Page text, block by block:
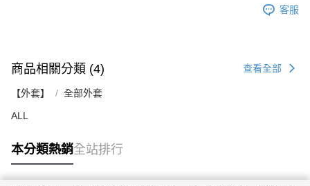
客服
商品相關分類 (4) 查看全部
【外套】 全部外套
ALL
本分類熱銷全站排行